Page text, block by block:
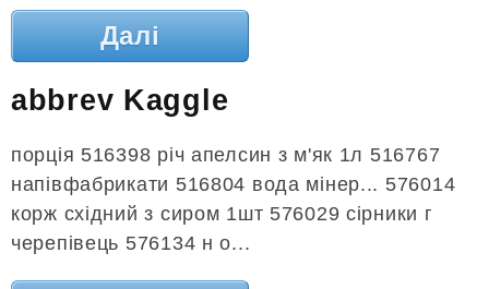
Далі
abbrev Kaggle
порція 516398 річ апелсин з м'як 1л 516767
напівфабрикати 516804 вода мінер... 576014
корж східний з сиром 1шт 576029 сірники г
черепівець 576134 н о...